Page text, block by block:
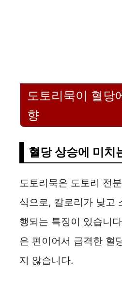
도토리묵이 혈당
향
혈당 상승에 미치
도토리묵은 도토리 전
식으로, 칼로리가 낮고
행되는 특징이 있습니
은 편이어서 급격한 혈
지 않습니다.